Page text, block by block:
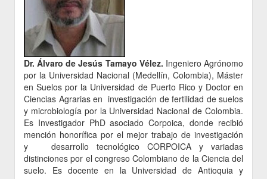
Dr. Álvaro de Jesús Tamayo Vélez. Ingeniero Agrónomo
por la Universidad Nacional (Medellín, Colombia), Máster
en Suelos por la Universidad de Puerto Rico y Doctor en
Ciencias Agrarias en investigación de fertilidad de suelos
y microbiología por la Universidad Nacional de Colombia.
Es Investigador PhD asociado Corpoica, donde recibió
mención honorífica por el mejor trabajo de investigación
y desarrollo tecnológico CORPOICA y variadas
distinciones por el congreso Colombiano de la Ciencia del
suelo. Es docente en la Universidad de Antioquia y